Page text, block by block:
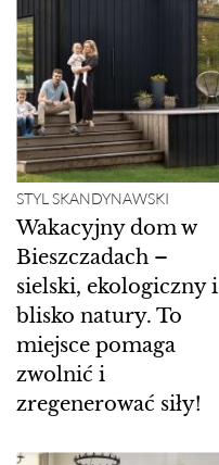
STYL SKANDYNAWSKI
Wakacyjny dom w
Bieszczadach –
sielski, ekologiczny i
blisko natury. To
miejsce pomaga
zwolnić i
zregenerować siły!